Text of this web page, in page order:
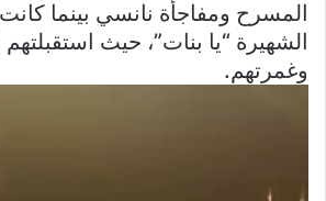
المسرح ومفاجأة نانسي بينما كانت
الشهيرة “يا بنات”، حيث
وغمرتهم.